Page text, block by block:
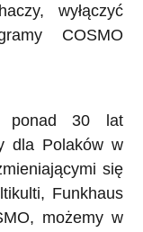
wyłączyć
COSMO
ponad 30 lat
dla Polaków w
się
Funkhaus
możemy w